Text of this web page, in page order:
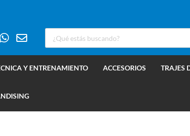
Y ENTRENAMIENTO ACCESORIOS TRAJES